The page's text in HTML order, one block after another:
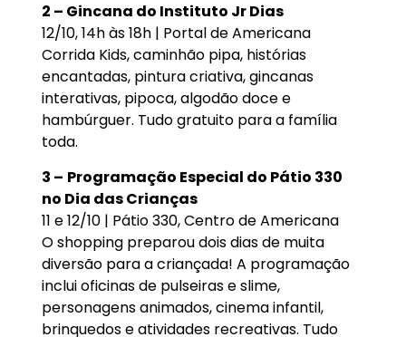
2 – Gincana do Instituto Jr Dias
12/10, 14h às 18h | Portal de Americana
Corrida Kids, caminhão pipa, histórias
encantadas, pintura criativa, gincanas
interativas, pipoca, algodão doce e
hambúrguer. Tudo gratuito para a família
toda.
3 – Programação Especial do Pátio 330
no Dia das Crianças
11 e 12/10 | Pátio 330, Centro de Americana
O shopping preparou dois dias de muita
diversão para a criançada! A programação
inclui oficinas de pulseiras e slime,
personagens animados, cinema infantil,
brinquedos e atividades recreativas. Tudo